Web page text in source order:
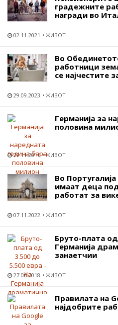
градежните
награди во
02.11.2021 ЖИВОТ
Во
работници
се најчестите
29.09.2023 ЖИВОТ
Германија за
половина
29.11.2016 ЖИВОТ
Во
имаат деца
работат за
07.11.2022 ЖИВОТ
Бруто-плата
Германија
занаетчии
27.06.2018 ЖИВОТ
Правилата на
најдобрите